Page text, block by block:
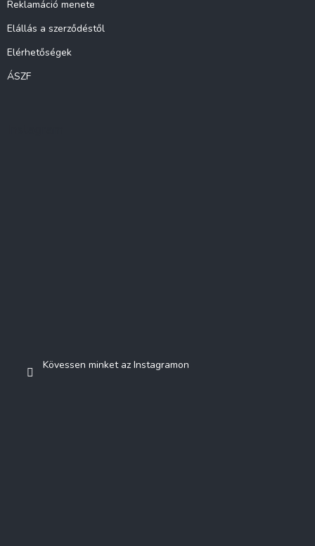
Reklamáció menete
Elállás a szerződéstől
Elérhetőségek
ÁSZF
Kövessen minket az Instagramon